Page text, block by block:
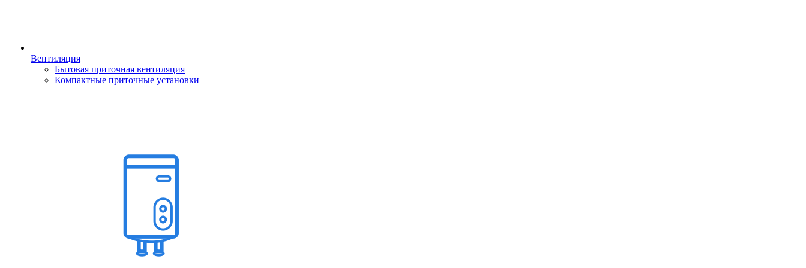
Вентиляция
Бытовая приточная вентиляция
Компактные приточные установки